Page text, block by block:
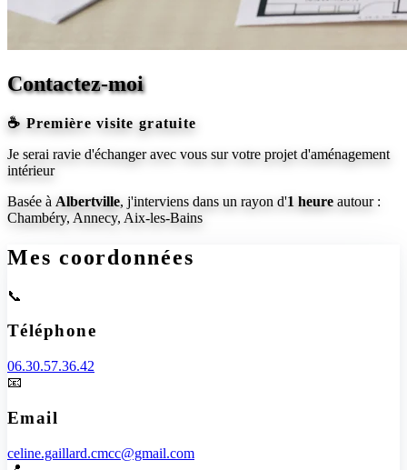
Contactez-moi
☕ Première visite gratuite
Je serai ravie d'échanger avec vous sur votre projet d'aménagement
intérieur
Basée à Albertville, j'interviens dans un rayon d'1 heure autour :
Chambéry, Annecy, Aix-les-Bains
Mes coordonnées
📞
Téléphone
06.30.57.36.42
📧
Email
celine.gaillard.cmcc@gmail.com